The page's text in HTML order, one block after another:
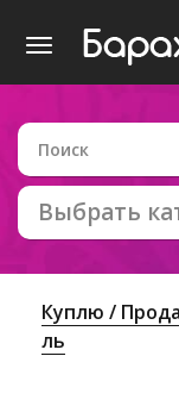
Выбрать
Куплю /
ль